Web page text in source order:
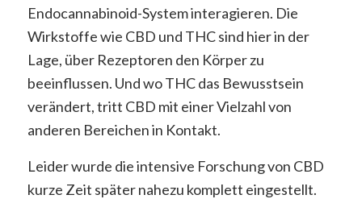
Endocannabinoid-System interagieren. Die
Wirkstoffe wie CBD und THC sind hier in der
Lage, über Rezeptoren den Körper zu
beeinflussen. Und wo THC das Bewusstsein
verändert, tritt CBD mit einer Vielzahl von
anderen Bereichen in Kontakt.
Leider wurde die intensive Forschung von CBD
kurze Zeit später nahezu komplett eingestellt.